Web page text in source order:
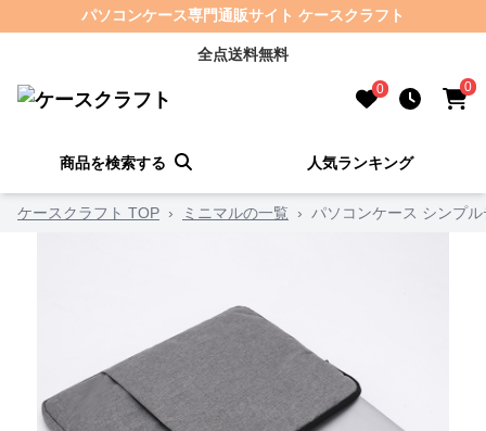
パソコンケース専門通販サイト ケースクラフト
全点送料無料
0 0
商品を検索する 人気ランキング
ケースクラフト TOP › ミニマルの一覧 › パソコンケース シンプ